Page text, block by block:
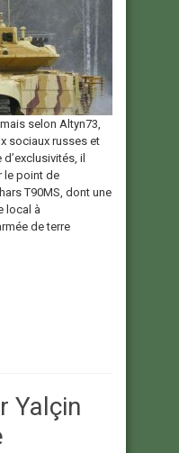
selon Altyn73,
sociaux russes et
il
le point de
T90MS, dont une
local à
de terre
Yalçin